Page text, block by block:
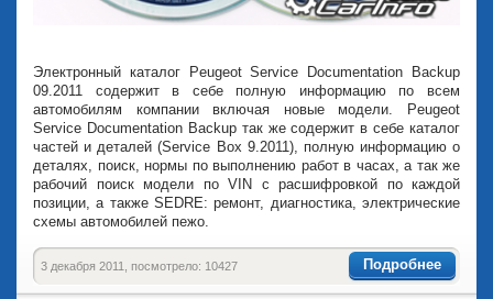
Электронный каталог Peugeot Service Documentation Backup
09.2011 содержит в себе полную информацию по всем
автомобилям компании включая новые модели. Peugeot
Service Documentation Backup так же содержит в себе каталог
частей и деталей (Service Box 9.2011), полную информацию о
деталях, поиск, нормы по выполнению работ в часах, а так же
рабочий поиск модели по VIN с расшифровкой по каждой
позиции, а также SEDRE: ремонт, диагностика, электрические
схемы автомобилей пежо.
Подробнее
3 декабря 2011, посмотрело: 10427